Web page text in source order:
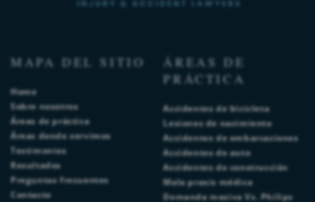
MAPA DEL SITIO
Home
Sobre nosotros
Áreas de práctica
Áreas donde servimos
Testimonios
Resultados
Preguntas frecuentes
Contacto
ÁREAS DE
PRÁCTICA
Accidentes de bicicleta
Lesiones de nacimiento
Accidentes de embarcaciones
Accidentes de auto
Accidentes de construcción
Mala praxis médica
Demanda masiva Vs. Philips